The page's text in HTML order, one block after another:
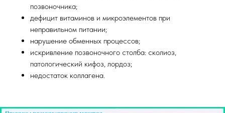
позвоночника;
дефицит витаминов и микроэлементов при
неправильном питании;
нарушение обменных процессов;
искривление позвоночного столба: сколиоз,
патологический кифоз, лордоз;
недостаток коллагена.